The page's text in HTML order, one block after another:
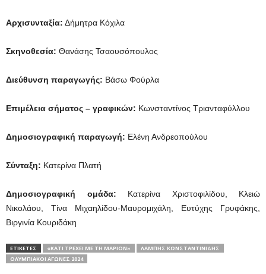
Αρχισυνταξία: Δήμητρα Κόχιλα
Σκηνοθεσία: Θανάσης Τσαουσόπουλος
Διεύθυνση παραγωγής: Βάσω Φούρλα
Επιμέλεια σήματος – γραφικών: Κωνσταντίνος Τριανταφύλλου
Δημοσιογραφική παραγωγή: Ελένη Ανδρεοπούλου
Σύνταξη: Κατερίνα Πλατή
Δημοσιογραφική ομάδα: Κατερίνα Χριστοφιλίδου, Κλειώ
Νικολάου, Τίνα Μιχαηλίδου-Μαυρομιχάλη, Ευτύχης Γρυφάκης,
Βιργινία Κουριδάκη
ΕΤΙΚΕΤΕΣ «ΚΆΤΙ ΤΡΈΧΕΙ ΜΕ ΤΗ ΜΆΡΙΟΝ»
ΛΆΜΠΗΣ ΚΩΝΣΤΑΝΤΙΝΊΔΗΣ
ΟΛΥΜΠΙΑΚΟΊ ΑΓΏΝΕΣ 2024